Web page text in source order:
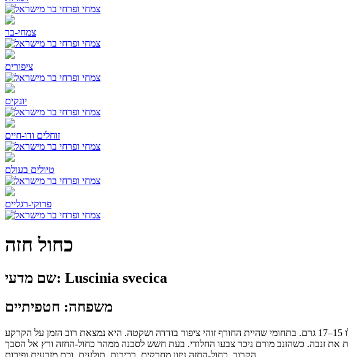
צמחי-בר
ציפורים
יונקים
זוחלים ודו-חיים
טיולים בעולם
פרוקי-רגליים
כחול חזה
שם מדעי: Luscinia svecica
משפחה: חטפיתיים
הוא מין של ציפור שיר קטנה. אורך גופו נע בין 13–14.5 ס"מ, אורך כנפיו 6.9–7.7 ס"מ, מוטת כנפיו 21–24 ס"מ ומשקלו 15–17 גרם. בתחומי שהיית החורף זוהי ציפור בודדה ושקטה. היא נמצאת רוב הזמן על הקרקע
את זנבה. כשהזנב מורם ניכר צבעו החלודי. בעת חשש לסכנה ממהר כחול-החזה ורץ אל הסבך